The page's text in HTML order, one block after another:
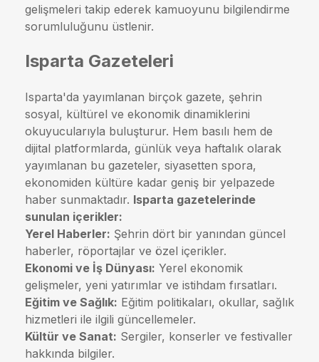
gelişmeleri takip ederek kamuoyunu bilgilendirme
sorumluluğunu üstlenir.
Isparta Gazeteleri
Isparta'da yayımlanan birçok gazete, şehrin
sosyal, kültürel ve ekonomik dinamiklerini
okuyucularıyla buluşturur. Hem basılı hem de
dijital platformlarda, günlük veya haftalık olarak
yayımlanan bu gazeteler, siyasetten spora,
ekonomiden kültüre kadar geniş bir yelpazede
haber sunmaktadır. Isparta gazetelerinde
sunulan içerikler:
Yerel Haberler: Şehrin dört bir yanından güncel
haberler, röportajlar ve özel içerikler.
Ekonomi ve İş Dünyası: Yerel ekonomik
gelişmeler, yeni yatırımlar ve istihdam fırsatları.
Eğitim ve Sağlık: Eğitim politikaları, okullar, sağlık
hizmetleri ile ilgili güncellemeler.
Kültür ve Sanat: Sergiler, konserler ve festivaller
hakkında bilgiler.